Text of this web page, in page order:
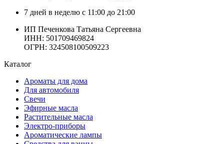
7 дней в неделю с 11:00 до 21:00
ИП Печенкова Татьяна Сергеевна
ИНН: 501709469824
ОГРН: 324508100509223
Каталог
Ароматы для дома
Для автомобиля
Свечи
Эфирные масла
Растительные масла
Электро-приборы
Ароматические лампы